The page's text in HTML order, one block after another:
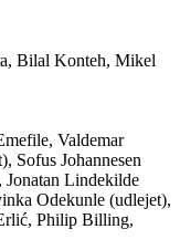
Bilal Konteh, Mikel
Valdemar
Sofus Johannesen
Jonatan Lindekilde
Odekunle (udlejet),
Philip Billing,